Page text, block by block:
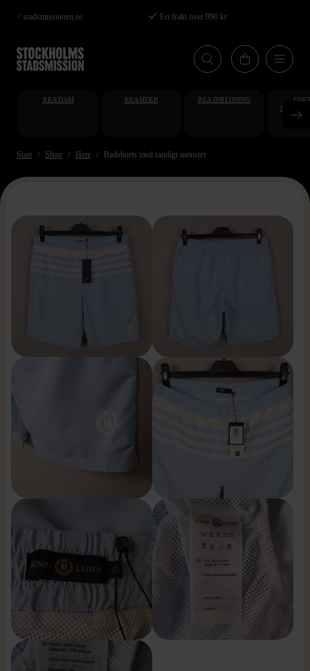
Hoppa
till
huvudinnehåll
< stadsmissionen.se Fri frakt över 990 kr
REA DAM REA HERR REA INREDNING
Start Shop Herr Badshorts med randigt mönster